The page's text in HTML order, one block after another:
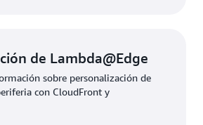
de Lambda@Edge
sobre personalización de
con CloudFront y